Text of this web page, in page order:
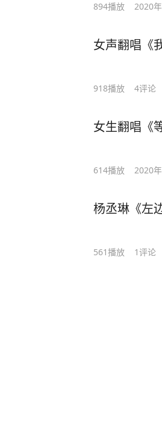
894播放 2020
女声翻唱《
918播放 4评论
女生翻唱《
614播放 2020
杨丞琳《左
561播放 1评论